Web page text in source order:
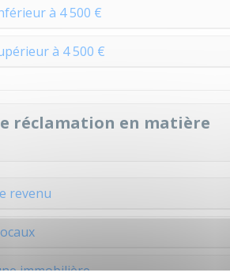
à 4 500 €
à 4 500 €
réclamation en matière
revenu
immobilière